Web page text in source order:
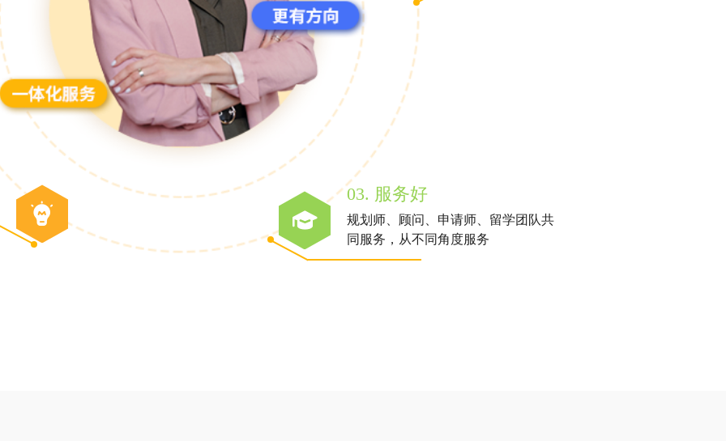
03. 服务好
规划师、顾问、申请师、留学团队共
同服务，从不同角度服务